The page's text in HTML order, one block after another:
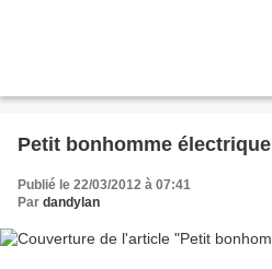
Petit bonhomme électrique
Publié le 22/03/2012 à 07:41
Par dandylan